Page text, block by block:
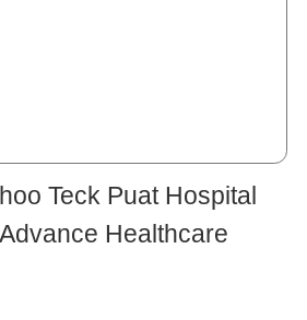
Teck Puat Hospital
Healthcare